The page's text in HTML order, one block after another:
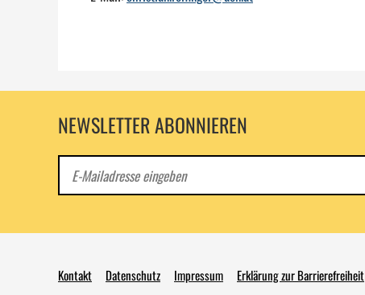
NEWSLETTER ABONNIEREN
Mail
Kontakt Datenschutz Impressum Erklärung zur Barrierefreiheit